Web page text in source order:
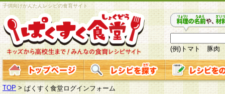
子供向けかんたんレシピの食育サイト
(例)トマト 豚肉
TOP > ぱくすく食堂ログインフォーム